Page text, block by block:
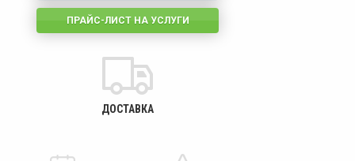
ПРАЙС-ЛИСТ НА УСЛУГИ
ДОСТАВКА